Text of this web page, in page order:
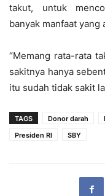
takut, untuk
banyak manfaat yang
“Memang rata-rata
sakitnya hanya
itu sudah tidak sakit
TAGS Donor darah
Presiden RI
SBY